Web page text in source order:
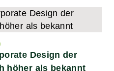
Design der
höher als bekannt